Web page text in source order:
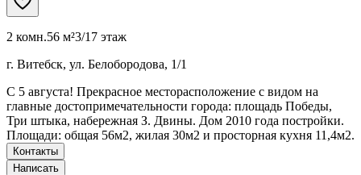
2 комн.56 м²3/17 этаж
г. Витебск, ул. Белобородова, 1/1
C 5 августа! Прекрасное месторасположение с видом на
главные достопримечательности города: площадь Победы,
Три штыка, набережная З. Двины. Дом 2010 года постройки.
Площади: общая 56м2, жилая 30м2 и просторная кухня 11,4м2.
Контакты
Написать